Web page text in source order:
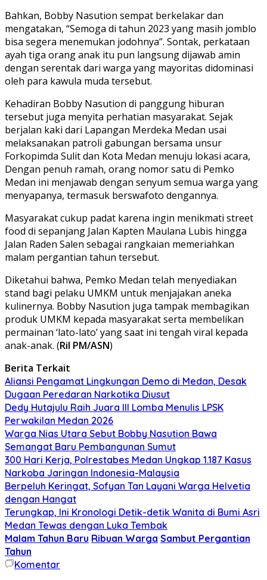
Bahkan, Bobby Nasution sempat berkelakar dan
mengatakan, “Semoga di tahun 2023 yang masih jomblo
bisa segera menemukan jodohnya”. Sontak, perkataan
ayah tiga orang anak itu pun langsung dijawab amin
dengan serentak dari warga yang mayoritas didominasi
oleh para kawula muda tersebut.
Kehadiran Bobby Nasution di panggung hiburan
tersebut juga menyita perhatian masyarakat. Sejak
berjalan kaki dari Lapangan Merdeka Medan usai
melaksanakan patroli gabungan bersama unsur
Forkopimda Sulit dan Kota Medan menuju lokasi acara,
Dengan penuh ramah, orang nomor satu di Pemko
Medan ini menjawab dengan senyum semua warga yang
menyapanya, termasuk berswafoto dengannya.
Masyarakat cukup padat karena ingin menikmati street
food di sepanjang Jalan Kapten Maulana Lubis hingga
Jalan Raden Salen sebagai rangkaian memeriahkan
malam pergantian tahun tersebut.
Diketahui bahwa, Pemko Medan telah menyediakan
stand bagi pelaku UMKM untuk menjajakan aneka
kulinernya. Bobby Nasution juga tampak membagikan
produk UMKM kepada masyarakat serta membelikan
permainan ‘lato-lato’ yang saat ini tengah viral kepada
anak-anak. (Ril PM/ASN)
Berita Terkait
Aliansi Pengamat Lingkungan Demo di Medan, Desak
Dugaan Peredaran Narkotika Diusut
Dedy Hutajulu Raih Juara III Lomba Menulis LPSK
Perwakilan Medan 2026
Warga Nias Utara Sebut Bobby Nasution Bawa
Semangat Baru Pembangunan Sumut
300 Hari Kerja, Polrestabes Medan Ungkap 1.187 Kasus
Narkoba Jaringan Indonesia-Malaysia
Berpeluh Keringat, Sofyan Tan Layani Warga Helvetia
dengan Hangat
Terungkap, Ini Kronologi Detik-detik Wanita di Bumi Asri
Medan Tewas dengan Luka Tembak
Malam Tahun Baru Ribuan Warga Sambut Pergantian
Tahun
Komentar